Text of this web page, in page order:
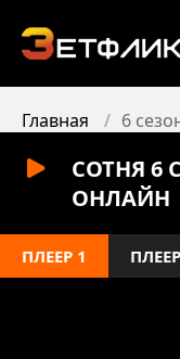
Главная 6
СОТНЯ 6
ОНЛАЙН
ПЛЕЕР 1